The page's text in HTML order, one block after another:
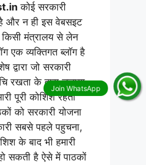
कोई सरकारी
और न ही इस वेबसइट
मंत्रालय से लेन
एक व्यक्तिगत ब्लॉग है
द्वारा जो सरकारी
रखता के द्वारा चलाया
पूरी कोशिश रहती
को सरकारी योजना
सबसे पहले पहुचना,
के बाद भी हमारी
सकती है ऐसे में पाठकों